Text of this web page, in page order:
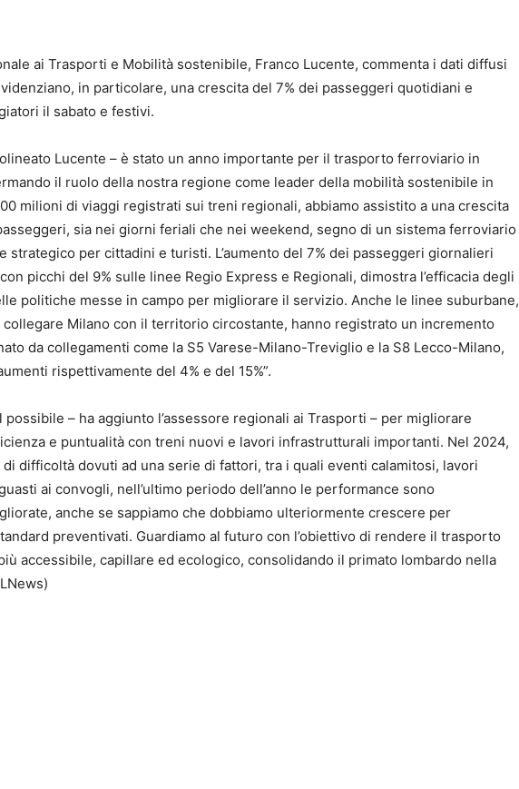
ai Trasporti e Mobilità sostenibile, Franco Lucente, commenta i dati diffusi
in particolare, una crescita del 7% dei passeggeri quotidiani e
il sabato e festivi.
Lucente – è stato un anno importante per il trasporto ferroviario in
il ruolo della nostra regione come leader della mobilità sostenibile in
milioni di viaggi registrati sui treni regionali, abbiamo assistito a una crescita
sia nei giorni feriali che nei weekend, segno di un sistema ferroviario
strategico per cittadini e turisti. L’aumento del 7% dei passeggeri giornalieri
picchi del 9% sulle linee Regio Express e Regionali, dimostra l’efficacia degli
politiche messe in campo per migliorare il servizio. Anche le linee suburbane,
Milano con il territorio circostante, hanno registrato un incremento
da collegamenti come la S5 Varese-Milano-Treviglio e la S8 Lecco-Milano,
rispettivamente del 4% e del 15%”.
possibile – ha aggiunto l’assessore regionali ai Trasporti – per migliorare
e puntualità con treni nuovi e lavori infrastrutturali importanti. Nel 2024,
difficoltà dovuti ad una serie di fattori, tra i quali eventi calamitosi, lavori
ai convogli, nell’ultimo periodo dell’anno le performance sono
anche se sappiamo che dobbiamo ulteriormente crescere per
preventivati. Guardiamo al futuro con l’obiettivo di rendere il trasporto
accessibile, capillare ed ecologico, consolidando il primato lombardo nella